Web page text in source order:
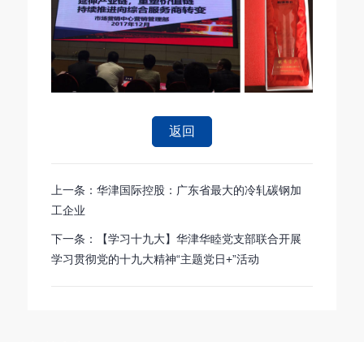
返回
上一条：华津国际控股：广东省最大的冷轧碳钢加
工企业
下一条：【学习十九大】华津华睦党支部联合开展
学习贯彻党的十九大精神“主题党日+”活动